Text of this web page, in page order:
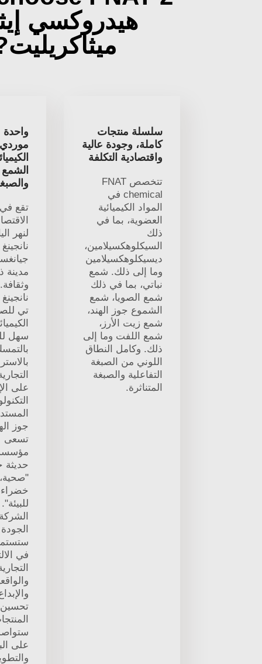
هيدروكسي
سلسلة منتجات
كاملة، وجودة عالية
واقتصادية التكلفة
تتخصص FNAT
chemical في
المواد الكيميائية
العضوية، بما في
ذلك
السيكلوهكسيلامين،
ديسيكلوهكسيلامين
وما إلى ذلك. شمع
نباتي، بما في ذلك
شمع الصويا، شمع
الشموع جوز الهند،
شمع زيت الأرز،
شمع اللفت وما إلى
ذلك. وكامل النطاق
اللوني من الصبغة
التفاعلية والصبغة
المتناثرة.
واحدة
موردي
الشمع
تقع
لنهر
مدينة
تي
سهل
على
جوز
تسعى
مؤسسة
حديثة
"صحية،
في
على